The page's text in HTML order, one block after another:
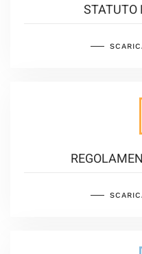
STATUTO